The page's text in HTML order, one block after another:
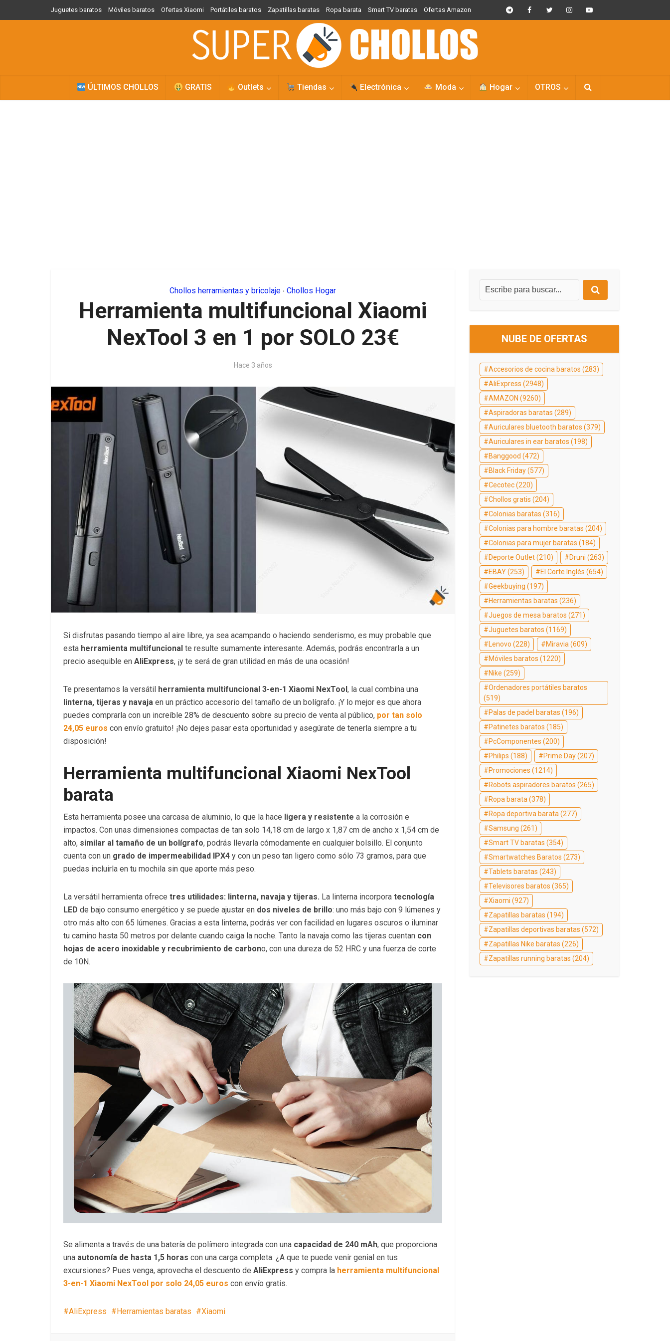
Juguetes baratos Móviles baratos Ofertas Xiaomi Portátiles baratos Zapatillas baratas Ropa barata Smart TV baratas Ofertas Amazon
ÚLTIMOS CHOLLOS GRATIS Outlets Tiendas Electrónica Moda Hogar OTROS
Chollos herramientas y bricolaje • Chollos Hogar
Herramienta multifuncional Xiaomi
NexTool 3 en 1 por SOLO 23€
Hace 3 años
Si disfrutas pasando tiempo al aire libre, ya sea acampando o haciendo senderismo, es muy probable que
esta herramienta multifuncional te resulte sumamente interesante. Además, podrás encontrarla a un
precio asequible en AliExpress, ¡y te será de gran utilidad en más de una ocasión!
Te presentamos la versátil herramienta multifuncional 3-en-1 Xiaomi NexTool, la cual combina una
linterna, tijeras y navaja en un práctico accesorio del tamaño de un bolígrafo. ¡Y lo mejor es que ahora
puedes comprarla con un increíble 28% de descuento sobre su precio de venta al público, por tan solo
24,05 euros con envío gratuito! ¡No dejes pasar esta oportunidad y asegúrate de tenerla siempre a tu
disposición!
Herramienta multifuncional Xiaomi NexTool
barata
Esta herramienta posee una carcasa de aluminio, lo que la hace ligera y resistente a la corrosión e
impactos. Con unas dimensiones compactas de tan solo 14,18 cm de largo x 1,87 cm de ancho x 1,54 cm de
alto, similar al tamaño de un bolígrafo, podrás llevarla cómodamente en cualquier bolsillo. El conjunto
cuenta con un grado de impermeabilidad IPX4 y con un peso tan ligero como sólo 73 gramos, para que
puedas incluirla en tu mochila sin que aporte más peso.
La versátil herramienta ofrece tres utilidades: linterna, navaja y tijeras. La linterna incorpora tecnología
LED de bajo consumo energético y se puede ajustar en dos niveles de brillo: uno más bajo con 9 lúmenes y
otro más alto con 65 lúmenes. Gracias a esta linterna, podrás ver con facilidad en lugares oscuros o iluminar
tu camino hasta 50 metros por delante cuando caiga la noche. Tanto la navaja como las tijeras cuentan con
hojas de acero inoxidable y recubrimiento de carbono, con una dureza de 52 HRC y una fuerza de corte
de 10N.
Se alimenta a través de una batería de polímero integrada con una capacidad de 240 mAh, que proporciona
una autonomía de hasta 1,5 horas con una carga completa. ¿A que te puede venir genial en tus
excursiones? Pues venga, aprovecha el descuento de AliExpress y compra la herramienta multifuncional
3-en-1 Xiaomi NexTool por solo 24,05 euros con envío gratis.
AliExpress Herramientas baratas Xiaomi
NUBE DE OFERTAS
Accesorios de cocina baratos (283)
AliExpress (2948)
AMAZON (9260)
Aspiradoras baratas (289)
Auriculares bluetooth baratos (379)
Auriculares in ear baratos (198)
Banggood (472)
Black Friday(577)
Cecotec(220)
Chollos gratis (204)
Colonias baratas (316)
Colonias para hombre baratas (204)
Colonias para mujer baratas (184)
Deporte Outlet(210) Druni (263)
EBAY(253) El Corte Inglés (654)
Geekbuying (197)
Herramientas baratas (236)
Juegos de mesa baratos (271)
Juguetes baratos (1169)
Lenovo (228) Miravia (609)
Móviles baratos (1220)
Nike (259)
Ordenadores portátiles baratos
(519)
Palas de padel baratas (196)
Patinetes baratos (185)
PcComponentes (200)
Philips (188) Prime Day(207)
Promociones (1214)
Robots aspiradores baratos (265)
Ropa barata (378)
Ropa deportiva barata (277)
Samsung (261)
Smart TV baratas (354)
Smartwatches Baratos (273)
Tablets baratas (243)
Televisores baratos (365)
Xiaomi (927)
Zapatillas baratas (194)
Zapatillas deportivas baratas (572)
Zapatillas Nike baratas (226)
Zapatillas running baratas (204)